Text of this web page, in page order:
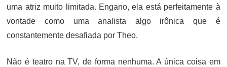
uma atriz muito limitada. Engano, ela está perfeitamente à
vontade como uma analista algo irônica que é
constantemente desafiada por Theo.
Não é teatro na TV, de forma nenhuma. A única coisa em